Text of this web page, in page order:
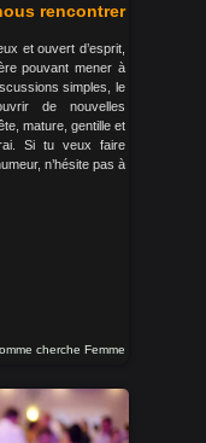
rencontrer
et ouvert d’esprit,
pouvant mener à
simples, le
de nouvelles
mature, gentille et
Si tu veux faire
n’hésite pas à
cherche Femme